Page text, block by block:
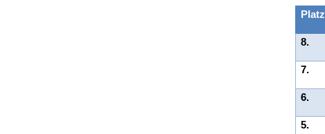
Platz
8.
7.
6.
5.